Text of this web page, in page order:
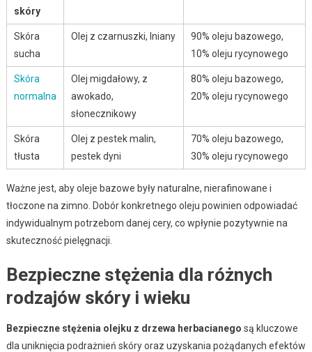
skóry
Skóra
sucha
Olej z czarnuszki, lniany
90% oleju bazowego,
10% oleju rycynowego
Skóra
normalna
Olej migdałowy, z
awokado,
słonecznikowy
80% oleju bazowego,
20% oleju rycynowego
Skóra
tłusta
Olej z pestek malin,
pestek dyni
70% oleju bazowego,
30% oleju rycynowego
Ważne jest, aby oleje bazowe były naturalne, nierafinowane i
tłoczone na zimno. Dobór konkretnego oleju powinien odpowiadać
indywidualnym potrzebom danej cery, co wpłynie pozytywnie na
skuteczność pielęgnacji.
Bezpieczne stężenia dla różnych
rodzajów skóry i wieku
Bezpieczne stężenia olejku z drzewa herbacianego są kluczowe
dla uniknięcia podrażnień skóry oraz uzyskania pożądanych efektów